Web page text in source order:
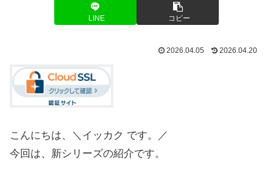
LINE コピー
2026.04.05 2026.04.20
こんにちは、＼イッカク です。／
今回は、新シリーズの紹介です。